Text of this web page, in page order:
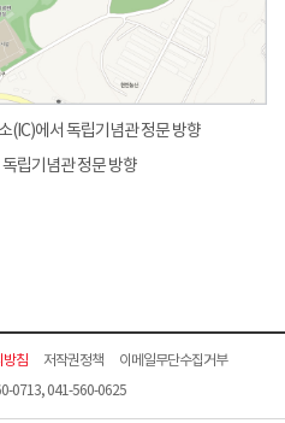
(IC)에서 독립기념관 정문 방향
립기념관 정문 방향
방침 저작권정책
이메일무단수집거부
0713, 041-560-0625